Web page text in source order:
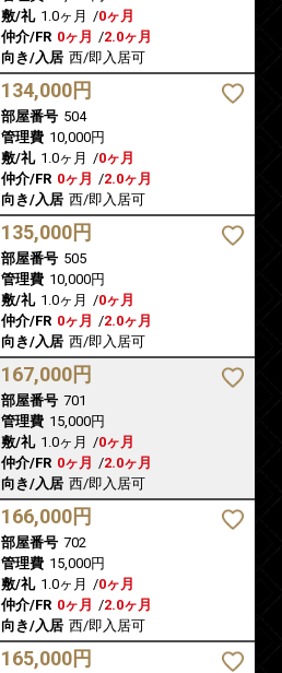
敷/礼 1.0ヶ月 /0ヶ月
仲介/FR 0ヶ月 /2.0ヶ月
向き/入居 西/即入居可
134,000円
部屋番号 504
管理費 10,000円
敷/礼 1.0ヶ月 /0ヶ月
仲介/FR 0ヶ月 /2.0ヶ月
向き/入居 西/即入居可
135,000円
部屋番号 505
管理費 10,000円
敷/礼 1.0ヶ月 /0ヶ月
仲介/FR 0ヶ月 /2.0ヶ月
向き/入居 西/即入居可
167,000円
部屋番号 701
管理費 15,000円
敷/礼 1.0ヶ月 /0ヶ月
仲介/FR 0ヶ月 /2.0ヶ月
向き/入居 西/即入居可
166,000円
部屋番号 702
管理費 15,000円
敷/礼 1.0ヶ月 /0ヶ月
仲介/FR 0ヶ月 /2.0ヶ月
向き/入居 西/即入居可
165,000円